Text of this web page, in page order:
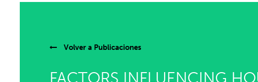
Volver a Publicaciones
FACTORS INFLUENCING